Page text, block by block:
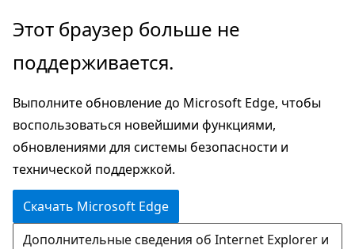
Пропустить
перейти
основному
содержимому
Переход
навигации
странице
Этот браузер больше не
поддерживается.
Выполните обновление до Microsoft Edge, чтобы
воспользоваться новейшими функциями,
обновлениями для системы безопасности и
технической поддержкой.
Скачать Microsoft Edge
Дополнительные сведения об Internet Explorer и